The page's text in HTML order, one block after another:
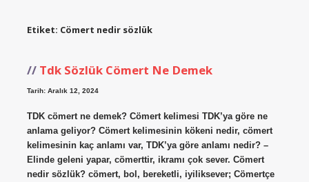
Etiket: Cömert nedir sözlük
Tdk Sözlük Cömert Ne Demek
Tarih: Aralık 12, 2024
TDK cömert ne demek? Cömert kelimesi TDK’ya göre ne
anlama geliyor? Cömert kelimesinin kökeni nedir, cömert
kelimesinin kaç anlamı var, TDK’ya göre anlamı nedir? –
Elinde geleni yapar, cömerttir, ikramı çok sever. Cömert
nedir sözlük? cömert, bol, bereketli, iyiliksever; Cömertçe